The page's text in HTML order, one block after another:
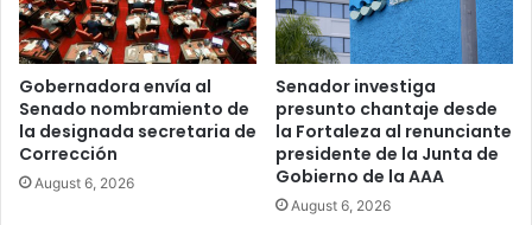
Gobernadora envía al
Senado nombramiento de
la designada secretaria de
Corrección
August 6, 2026
Senador investiga
presunto chantaje desde
la Fortaleza al renunciante
presidente de la Junta de
Gobierno de la AAA
August 6, 2026